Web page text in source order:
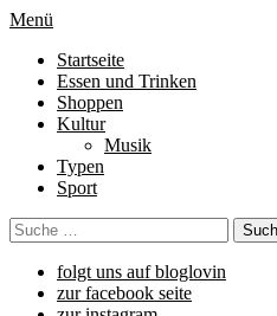
Menü
Startseite
Essen und Trinken
Shoppen
Kultur
Musik
Typen
Sport
folgt uns auf bloglovin
zur facebook seite